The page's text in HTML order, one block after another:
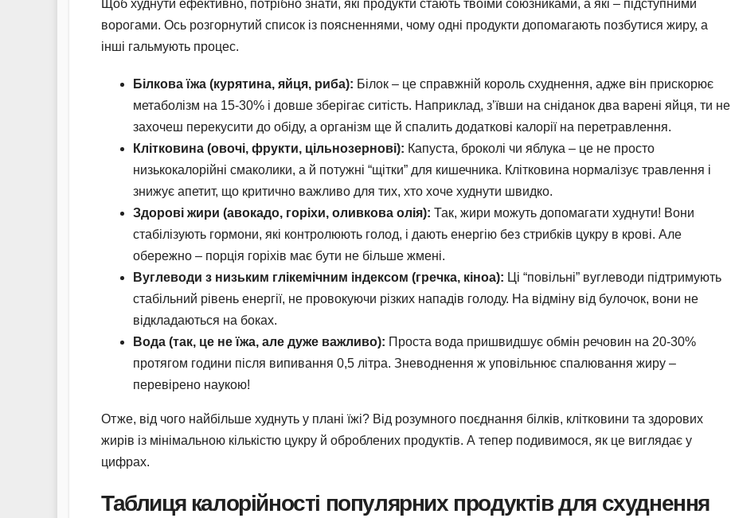
Щоб худнути ефективно, потрібно знати, які продукти стають твоїми союзниками, а які – підступними
ворогами. Ось розгорнутий список із поясненнями, чому одні продукти допомагають позбутися жиру, а
інші гальмують процес.
Білкова їжа (курятина, яйця, риба): Білок – це справжній король схуднення, адже він прискорює
метаболізм на 15-30% і довше зберігає ситість. Наприклад, з’ївши на сніданок два варені яйця, ти не
захочеш перекусити до обіду, а організм ще й спалить додаткові калорії на перетравлення.
Клітковина (овочі, фрукти, цільнозернові): Капуста, броколі чи яблука – це не просто
низькокалорійні смаколики, а й потужні “щітки” для кишечника. Клітковина нормалізує травлення і
знижує апетит, що критично важливо для тих, хто хоче худнути швидко.
Здорові жири (авокадо, горіхи, оливкова олія): Так, жири можуть допомагати худнути! Вони
стабілізують гормони, які контролюють голод, і дають енергію без стрибків цукру в крові. Але
обережно – порція горіхів має бути не більше жмені.
Вуглеводи з низьким глікемічним індексом (гречка, кіноа): Ці “повільні” вуглеводи підтримують
стабільний рівень енергії, не провокуючи різких нападів голоду. На відміну від булочок, вони не
відкладаються на боках.
Вода (так, це не їжа, але дуже важливо): Проста вода пришвидшує обмін речовин на 20-30%
протягом години після випивання 0,5 літра. Зневоднення ж уповільнює спалювання жиру –
перевірено наукою!
Отже, від чого найбільше худнуть у плані їжі? Від розумного поєднання білків, клітковини та здорових
жирів із мінімальною кількістю цукру й оброблених продуктів. А тепер подивимося, як це виглядає у
цифрах.
Таблиця калорійності популярних продуктів для схуднення